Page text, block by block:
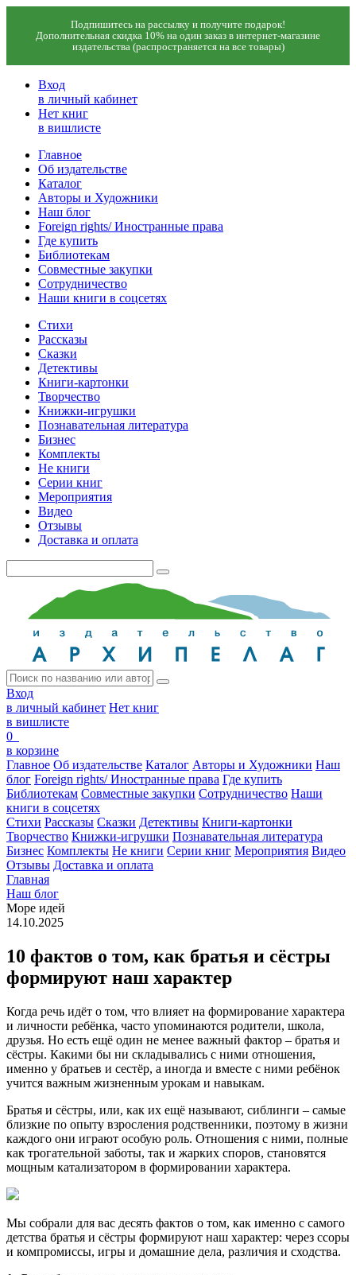
Подпишитесь на рассылку и получите подарок!
Дополнительная скидка 10% на один заказ в интернет-магазине
издательства (распространяется на все товары)
Вход
в личный кабинет
Нет книг
в вишлисте
Главное
Об издательстве
Каталог
Авторы и Художники
Наш блог
Foreign rights/ Иностранные права
Где купить
Библиотекам
Совместные закупки
Сотрудничество
Наши книги в соцсетях
Стихи
Рассказы
Сказки
Детективы
Книги-картонки
Творчество
Книжки-игрушки
Познавательная литература
Бизнес
Комплекты
Не книги
Серии книг
Мероприятия
Видео
Отзывы
Доставка и оплата
Вход
в личный кабинет Нет книг
в вишлисте
0
в корзине
Главное Об издательстве Каталог Авторы и Художники Наш
блог Foreign rights/ Иностранные права Где купить
Библиотекам Совместные закупки Сотрудничество Наши
книги в соцсетях
Стихи Рассказы Сказки Детективы Книги-картонки
Творчество Книжки-игрушки Познавательная литература
Бизнес Комплекты Не книги Серии книг Мероприятия Видео
Отзывы Доставка и оплата
Главная
Наш блог
Море идей
14.10.2025
10 фактов о том, как братья и сёстры
формируют наш характер
Когда речь идёт о том, что влияет на формирование характера
и личности ребёнка, часто упоминаются родители, школа,
друзья. Но есть ещё один не менее важный фактор – братья и
сёстры. Какими бы ни складывались с ними отношения,
именно у братьев и сестёр, а иногда и вместе с ними ребёнок
учится важным жизненным урокам и навыкам.
Братья и сёстры, или, как их ещё называют, сиблинги – самые
близкие по опыту взросления родственники, поэтому в жизни
каждого они играют особую роль. Отношения с ними, полные
как трогательной заботы, так и жарких споров, становятся
мощным катализатором в формировании характера.
Мы собрали для вас десять фактов о том, как именно с самого
детства братья и сёстры формируют наш характер: через ссоры
и компромиссы, игры и домашние дела, различия и сходства.